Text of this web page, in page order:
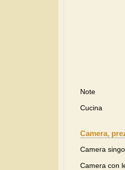
Note
Cucina
Camera,
Camera
Camera con